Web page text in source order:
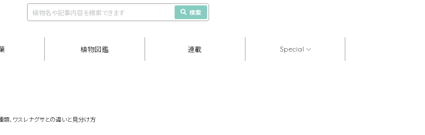
検索
植物図鑑 連載 Special
、ワスレナグサとの違いと見分け方